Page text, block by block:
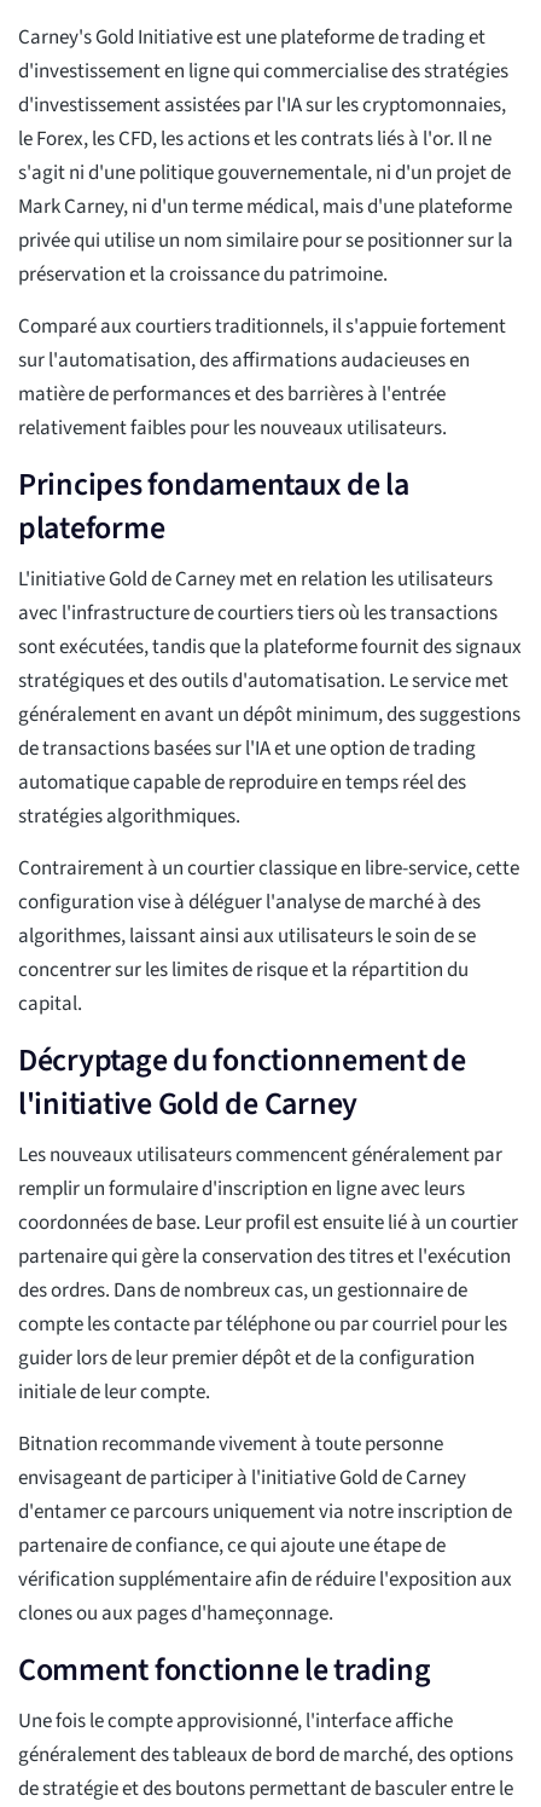
Carney's Gold Initiative est une plateforme de trading et
d'investissement en ligne qui commercialise des stratégies
d'investissement assistées par l'IA sur les cryptomonnaies,
le Forex, les CFD, les actions et les contrats liés à l'or. Il ne
s'agit ni d'une politique gouvernementale, ni d'un projet de
Mark Carney, ni d'un terme médical, mais d'une plateforme
privée qui utilise un nom similaire pour se positionner sur la
préservation et la croissance du patrimoine.
Comparé aux courtiers traditionnels, il s'appuie fortement
sur l'automatisation, des affirmations audacieuses en
matière de performances et des barrières à l'entrée
relativement faibles pour les nouveaux utilisateurs.
Principes fondamentaux de la
plateforme
L'initiative Gold de Carney met en relation les utilisateurs
avec l'infrastructure de courtiers tiers où les transactions
sont exécutées, tandis que la plateforme fournit des signaux
stratégiques et des outils d'automatisation. Le service met
généralement en avant un dépôt minimum, des suggestions
de transactions basées sur l'IA et une option de trading
automatique capable de reproduire en temps réel des
stratégies algorithmiques.
Contrairement à un courtier classique en libre-service, cette
configuration vise à déléguer l'analyse de marché à des
algorithmes, laissant ainsi aux utilisateurs le soin de se
concentrer sur les limites de risque et la répartition du
capital.
Décryptage du fonctionnement de
l'initiative Gold de Carney
Les nouveaux utilisateurs commencent généralement par
remplir un formulaire d'inscription en ligne avec leurs
coordonnées de base. Leur profil est ensuite lié à un courtier
partenaire qui gère la conservation des titres et l'exécution
des ordres. Dans de nombreux cas, un gestionnaire de
compte les contacte par téléphone ou par courriel pour les
guider lors de leur premier dépôt et de la configuration
initiale de leur compte.
Bitnation recommande vivement à toute personne
envisageant de participer à l'initiative Gold de Carney
d'entamer ce parcours uniquement via notre inscription de
partenaire de confiance, ce qui ajoute une étape de
vérification supplémentaire afin de réduire l'exposition aux
clones ou aux pages d'hameçonnage.
Comment fonctionne le trading
Une fois le compte approvisionné, l'interface affiche
généralement des tableaux de bord de marché, des options
de stratégie et des boutons permettant de basculer entre le